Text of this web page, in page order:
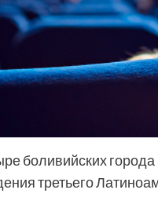
боливийских
третьего